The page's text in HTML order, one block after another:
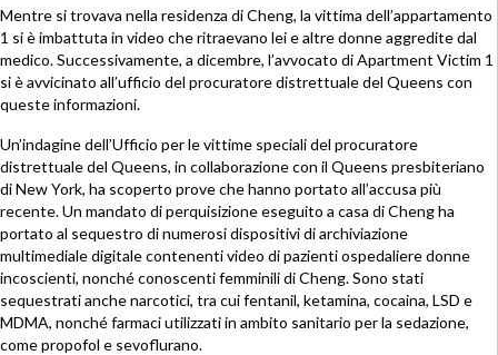
Mentre si trovava nella residenza di Cheng, la vittima dell’appartamento
1 si è imbattuta in video che ritraevano lei e altre donne aggredite dal
medico. Successivamente, a dicembre, l’avvocato di Apartment Victim 1
si è avvicinato all’ufficio del procuratore distrettuale del Queens con
queste informazioni.
Un’indagine dell’Ufficio per le vittime speciali del procuratore
distrettuale del Queens, in collaborazione con il Queens presbiteriano
di New York, ha scoperto prove che hanno portato all’accusa più
recente. Un mandato di perquisizione eseguito a casa di Cheng ha
portato al sequestro di numerosi dispositivi di archiviazione
multimediale digitale contenenti video di pazienti ospedaliere donne
incoscienti, nonché conoscenti femminili di Cheng. Sono stati
sequestrati anche narcotici, tra cui fentanil, ketamina, cocaina, LSD e
MDMA, nonché farmaci utilizzati in ambito sanitario per la sedazione,
come propofol e sevoflurano.